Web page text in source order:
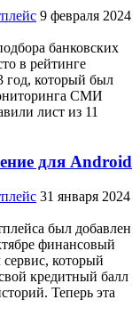
9 февраля 2024
банковских
в рейтинге
год, который был
СМИ
лист из 11
для Android
31 января 2024
был добавлен
финансовый
который
кредитный балл
Теперь эта